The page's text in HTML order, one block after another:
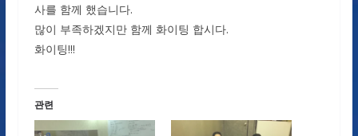
사를 함께 했습니다.
많이 부족하겠지만 함께 화이팅 합시다.
화이팅!!!
관련